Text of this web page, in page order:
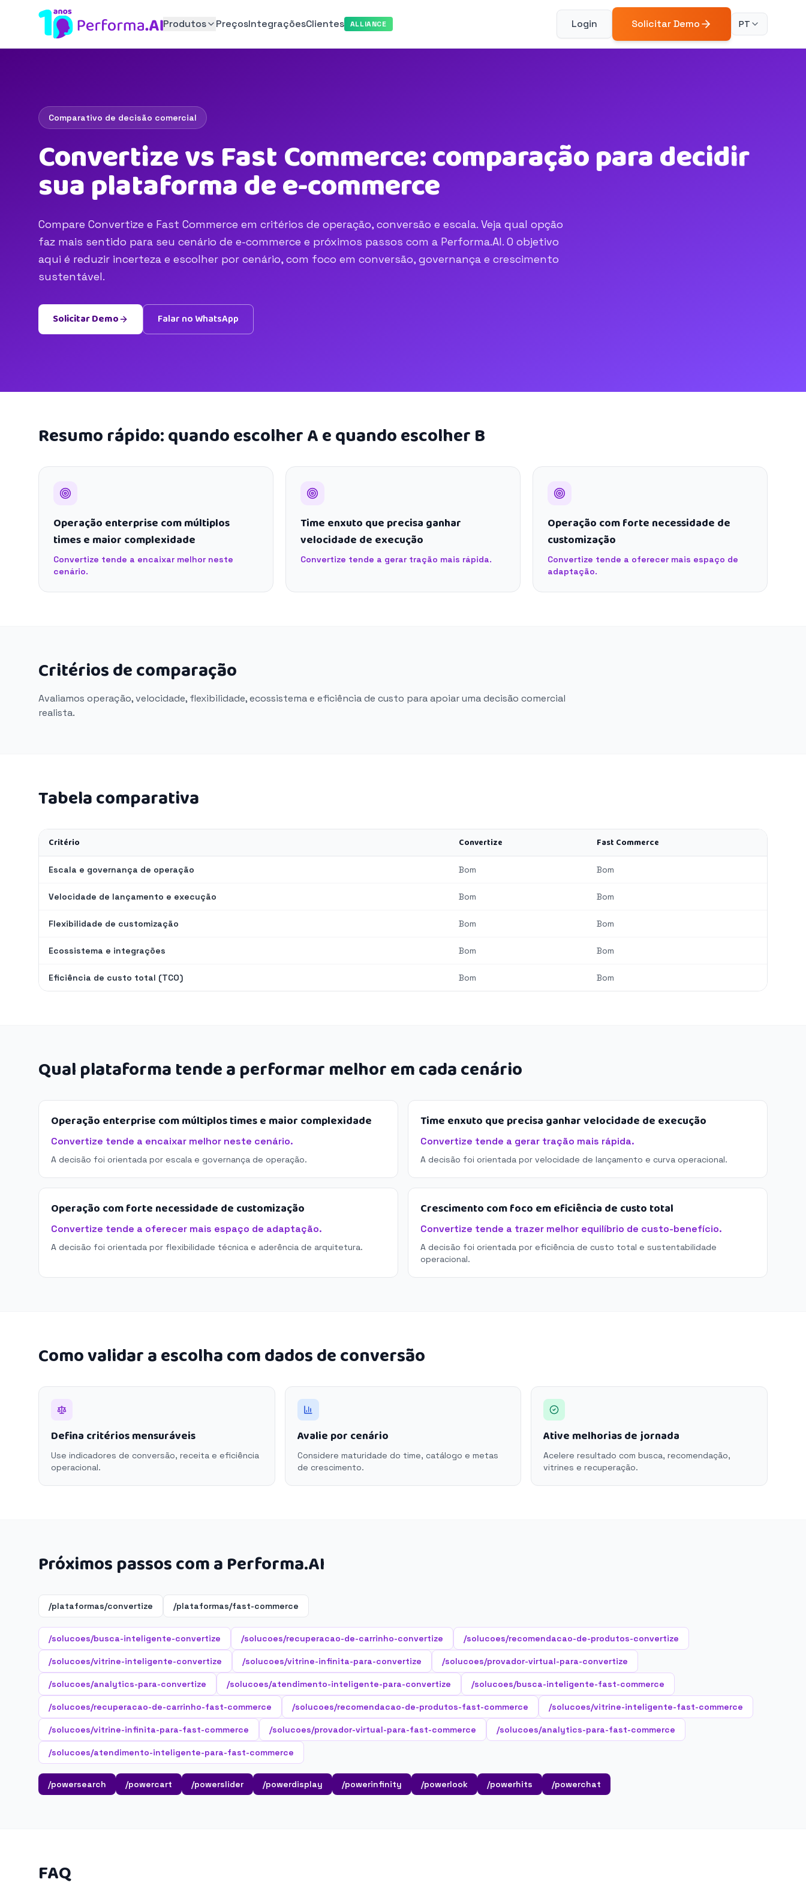
Produtos PreçosIntegraçõesClientes ALLIANCE Login Solicitar Demo PT
Comparativo de decisão comercial
Convertize vs Fast Commerce: comparação para decidir
sua plataforma de e-commerce
Compare Convertize e Fast Commerce em critérios de operação, conversão e escala. Veja qual opção
faz mais sentido para seu cenário de e-commerce e próximos passos com a Performa.AI. O objetivo
aqui é reduzir incerteza e escolher por cenário, com foco em conversão, governança e crescimento
sustentável.
Solicitar Demo Falar no WhatsApp
Resumo rápido: quando escolher A e quando escolher B
Operação enterprise com múltiplos
times e maior complexidade
Convertize tende a encaixar melhor neste
cenário.
Time enxuto que precisa ganhar
velocidade de execução
Convertize tende a gerar tração mais rápida.
Operação com forte necessidade de
customização
Convertize tende a oferecer mais espaço de
adaptação.
Critérios de comparação
Avaliamos operação, velocidade, flexibilidade, ecossistema e eficiência de custo para apoiar uma decisão comercial
realista.
Tabela comparativa
Critério Convertize Fast Commerce
Escala e governança de operação Bom Bom
Velocidade de lançamento e execução Bom Bom
Flexibilidade de customização Bom Bom
Ecossistema e integrações Bom Bom
Eficiência de custo total (TCO) Bom Bom
Qual plataforma tende a performar melhor em cada cenário
Operação enterprise com múltiplos times e maior complexidade
Convertize tende a encaixar melhor neste cenário.
A decisão foi orientada por escala e governança de operação.
Time enxuto que precisa ganhar velocidade de execução
Convertize tende a gerar tração mais rápida.
A decisão foi orientada por velocidade de lançamento e curva operacional.
Operação com forte necessidade de customização
Convertize tende a oferecer mais espaço de adaptação.
A decisão foi orientada por flexibilidade técnica e aderência de arquitetura.
Crescimento com foco em eficiência de custo total
Convertize tende a trazer melhor equilíbrio de custo-benefício.
A decisão foi orientada por eficiência de custo total e sustentabilidade
operacional.
Como validar a escolha com dados de conversão
Defina critérios mensuráveis
Use indicadores de conversão, receita e eficiência
operacional.
Avalie por cenário
Considere maturidade do time, catálogo e metas
de crescimento.
Ative melhorias de jornada
Acelere resultado com busca, recomendação,
vitrines e recuperação.
Próximos passos com a Performa.AI
/plataformas/convertize /plataformas/fast-commerce
/solucoes/busca-inteligente-convertize /solucoes/recuperacao-de-carrinho-convertize /solucoes/recomendacao-de-produtos-convertize
/solucoes/vitrine-inteligente-convertize /solucoes/vitrine-infinita-para-convertize /solucoes/provador-virtual-para-convertize
/solucoes/analytics-para-convertize /solucoes/atendimento-inteligente-para-convertize /solucoes/busca-inteligente-fast-commerce
/solucoes/recuperacao-de-carrinho-fast-commerce /solucoes/recomendacao-de-produtos-fast-commerce /solucoes/vitrine-inteligente-fast-commerce
/solucoes/vitrine-infinita-para-fast-commerce /solucoes/provador-virtual-para-fast-commerce /solucoes/analytics-para-fast-commerce
/solucoes/atendimento-inteligente-para-fast-commerce
/powersearch /powercart /powerslider /powerdisplay /powerinfinity /powerlook /powerhits /powerchat
FAQ